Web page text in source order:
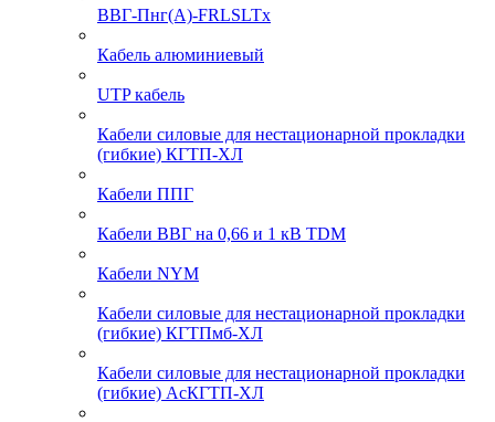
ВВГ-Пнг(А)-FRLSLTx
Кабель алюминиевый
UTP кабель
Кабели силовые для нестационарной прокладки
(гибкие) КГТП-ХЛ
Кабели ППГ
Кабели ВВГ на 0,66 и 1 кВ TDM
Кабели NYM
Кабели силовые для нестационарной прокладки
(гибкие) КГТПмб-ХЛ
Кабели силовые для нестационарной прокладки
(гибкие) АсКГТП-ХЛ